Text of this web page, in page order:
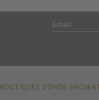
BOUTIQUES DONDE